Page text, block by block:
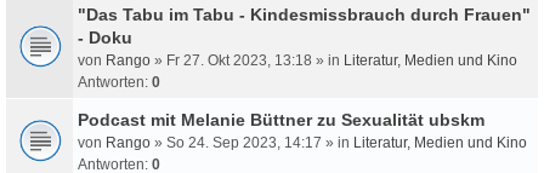
"Das Tabu im Tabu - Kindesmissbrauch durch Frauen"
- Doku
von Rango » Fr 27. Okt 2023, 13:18 » in Literatur, Medien und Kino
Antworten: 0
Podcast mit Melanie Büttner zu Sexualität ubskm
von Rango » So 24. Sep 2023, 14:17 » in Literatur, Medien und Kino
Antworten: 0